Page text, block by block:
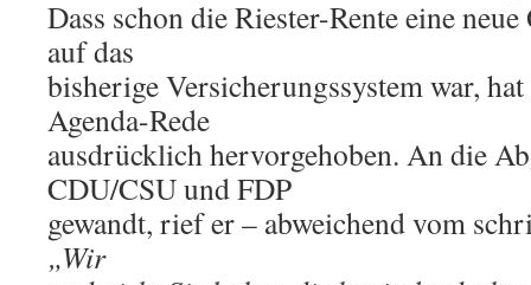
Dass schon die Riester-Rente eine
auf das
bisherige Versicherungssystem war,
Agenda-Rede
ausdrücklich hervorgehoben. An die
CDU/CSU und FDP
gewandt, rief er – abweichend vom
„Wir